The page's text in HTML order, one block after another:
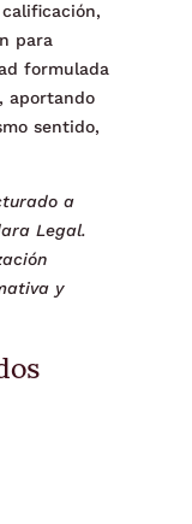
para
formulada
aportando
sentido,
a
Legal.
y